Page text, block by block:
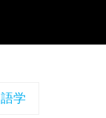
語学